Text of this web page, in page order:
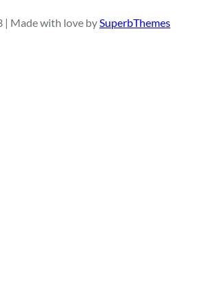
c
Made with love by SuperbThemes